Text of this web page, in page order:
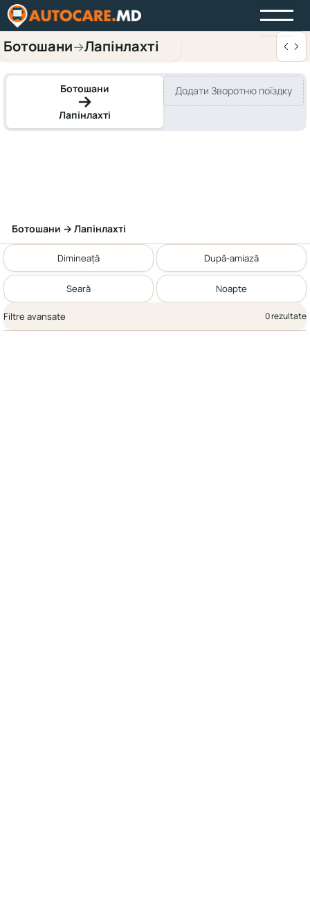
Ботошани→Лапінлахті
Ботошани
Лапінлахті
Додати Зворотню поїздку
Ботошани → Лапінлахті
Dimineață După-amiază
Seară Noapte
Filtre avansate 0 rezultate